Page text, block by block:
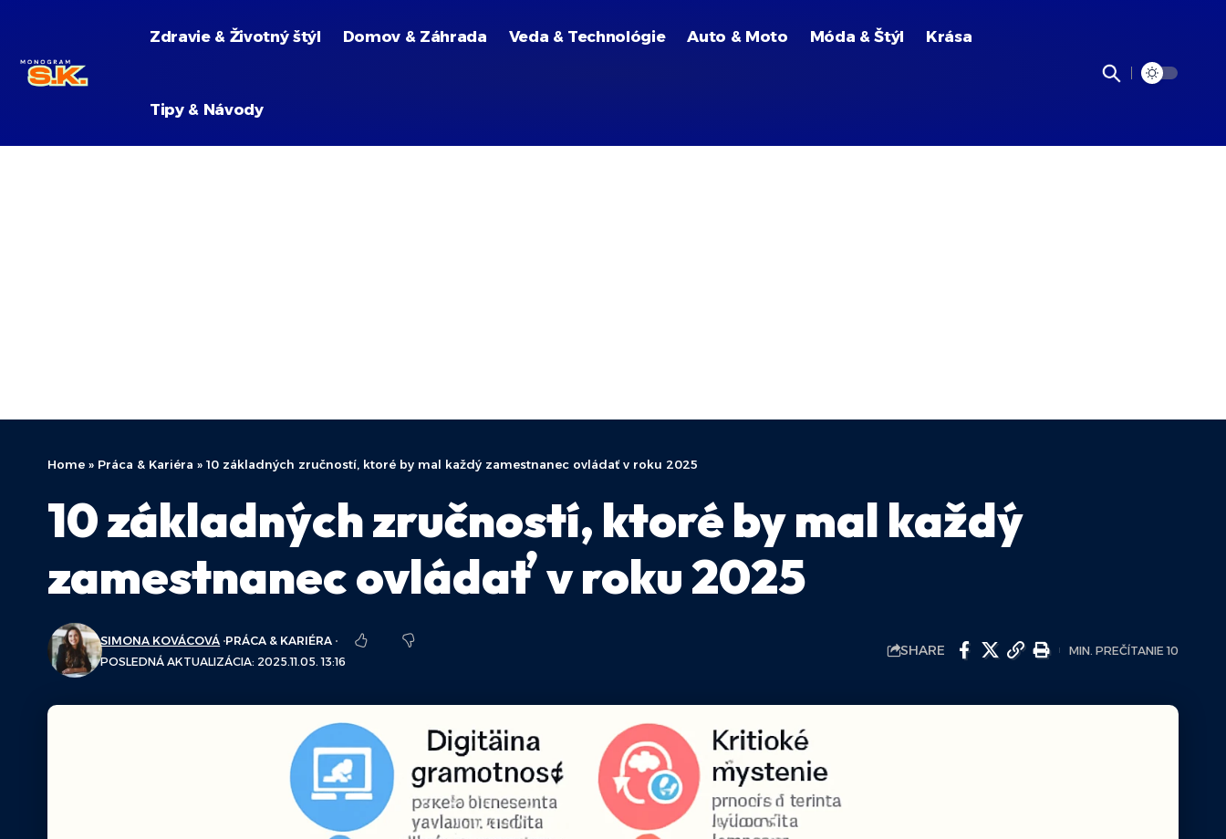
Zdravie & Životný štýl Domov & Záhrada Veda & Technológie Auto & Moto Móda & Štýl Krása
Tipy & Návody
Home » Práca & Kariéra » 10 základných zručností, ktoré by mal každý zamestnanec ovládať v roku 2025
10 základných zručností, ktoré by mal každý
zamestnanec ovládať v roku 2025
POSLEDNÁ AKTUALIZÁCIA: 2025.11.05. 13:16
SIMONA KOVÁCOVÁ PRÁCA & KARIÉRA
SHARE MIN. PREČÍTANIE 10